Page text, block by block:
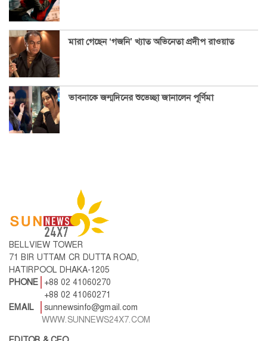
মারা গেছেন ‘গজনি’ খ্যাত অভিনেতা প্রদীপ রাওয়াত
ভাবনাকে জন্মদিনের শুভেচ্ছা জানালেন পূর্ণিমা
BELLVIEW TOWER
71 BIR UTTAM CR DUTTA ROAD,
HATIRPOOL DHAKA-1205
PHONE
+88 02 41060270
+88 02 41060271
EMAIL
sunnewsinfo@gmail.com
WWW.SUNNEWS24X7.COM